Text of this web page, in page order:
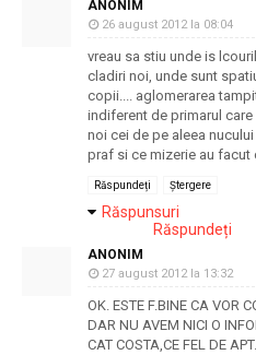
ANONIM
26 august 2012 la 08:04
vreau sa stiu unde is
cladiri noi, unde sunt
copii.... aglomerarea
indiferent de primarul care
noi cei de pe aleea
praf si ce mizerie au facut
Răspundeți Ștergere
Răspunsuri
Răspundeți
ANONIM
27 august 2012 la 13:32
OK. ESTE F.BINE CA VOR
DAR NU AVEM NICI O
CAT COSTA,CE FEL DE